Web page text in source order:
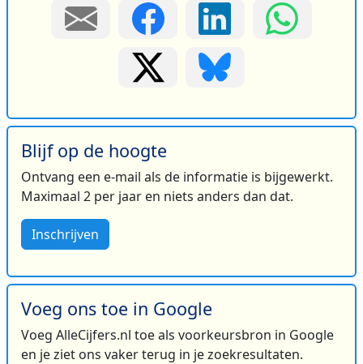
Blijf op de hoogte
Ontvang een e-mail als de informatie is bijgewerkt.
Maximaal 2 per jaar en niets anders dan dat.
Inschrijven
Voeg ons toe in Google
Voeg AlleCijfers.nl toe als voorkeursbron in Google
en je ziet ons vaker terug in je zoekresultaten.